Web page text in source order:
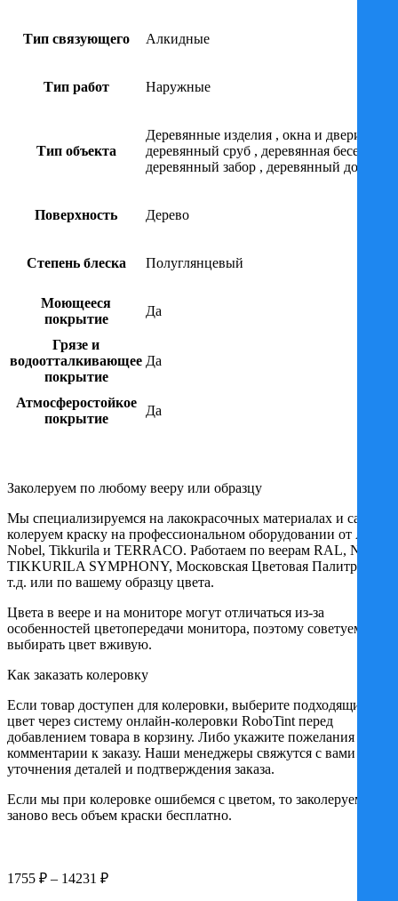
Тип связующего Алкидные
Тип работ Наружные
Тип объекта
Деревянные изделия , окна и двери
деревянный сруб , деревянная беседка
деревянный забор , деревянный дом
Поверхность Дерево
Степень блеска Полуглянцевый
Моющееся
покрытие
Да
Грязе и
водоотталкивающее
покрытие
Да
Атмосферостойкое
покрытие
Да
Заколеруем по любому вееру или образцу
Мы специализируемся на лакокрасочных материалах и сами
колеруем краску на профессиональном оборудовании от Akzo
Nobel, Tikkurila и TERRACO. Работаем по веерам RAL, NCS,
TIKKURILA SYMPHONY, Московская Цветовая Палитра и
т.д. или по вашему образцу цвета.
Цвета в веере и на мониторе могут отличаться из-за
особенностей цветопередачи монитора, поэтому советуем
выбирать цвет вживую.
Как заказать колеровку
Если товар доступен для колеровки, выберите подходящий
цвет через систему онлайн-колеровки RoboTint перед
добавлением товара в корзину. Либо укажите пожелания в
комментарии к заказу. Наши менеджеры свяжутся с вами для
уточнения деталей и подтверждения заказа.
Если мы при колеровке ошибемся с цветом, то заколеруем
заново весь объем краски бесплатно.
1755 ₽ – 14231 ₽Диапазон